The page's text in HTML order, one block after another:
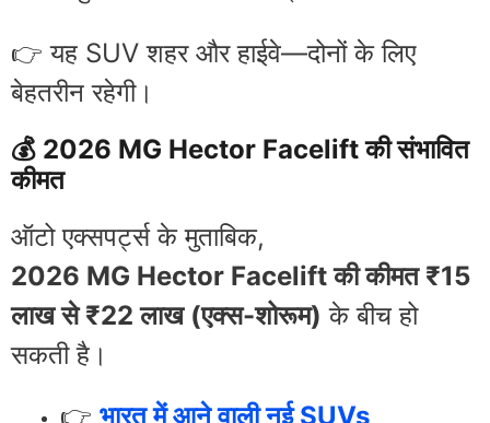
👉 यह SUV शहर और हाईवे—दोनों के लिए
बेहतरीन रहेगी।
💰 2026 MG Hector Facelift की संभावित
कीमत
ऑटो एक्सपर्ट्स के मुताबिक,
2026 MG Hector Facelift की कीमत ₹15
लाख से ₹22 लाख (एक्स-शोरूम) के बीच हो
सकती है।
👉 भारत में आने वाली नई SUVs